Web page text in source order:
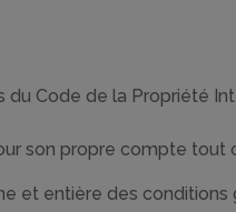
Code de la Propriété
son propre compte tout
et entière des conditions